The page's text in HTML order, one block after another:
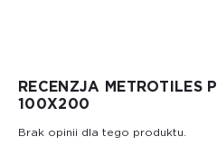
RECENZJA METROTILES
100X200
Brak opinii dla tego produktu.